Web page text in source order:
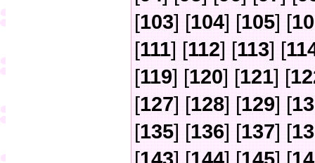
[103] [104] [105] [
[111] [112] [113] [
[119] [120] [121] [
[127] [128] [129] [
[135] [136] [137] [